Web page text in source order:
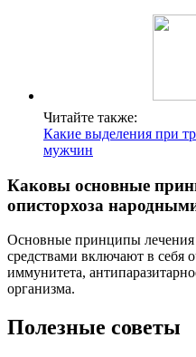
Читайте также:
Какие выделения при
мужчин
Каковы основные
описторхоза
Основные принципы лечения
средствами включают в себя
иммунитета,
организма.
Полезные советы